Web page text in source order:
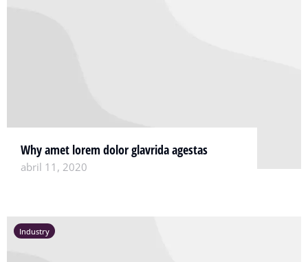
Why amet lorem dolor glavrida agestas
abril 11, 2020
Industry